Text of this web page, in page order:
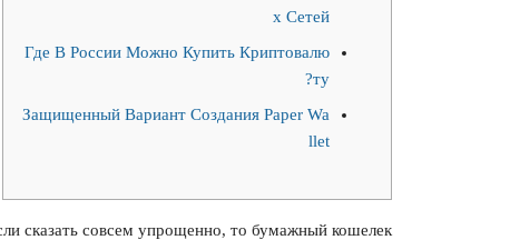
х Сетей
Где В России Можно Купить Криптовалю
ту?
Защищенный Вариант Создания Paper Wa
llet
сказать совсем упрощенно, то бумажный кошелек